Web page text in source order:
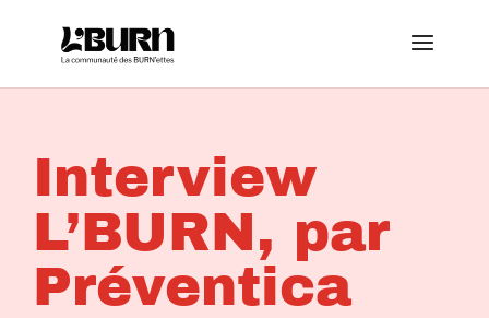
Interview
L’BURN, par
Préventica